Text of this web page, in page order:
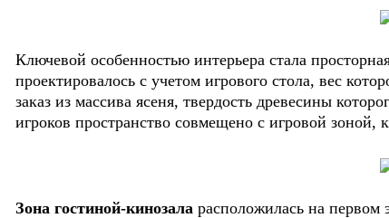
Ключевой особенностью интерьера стала
проектировалось с учетом игрового стола, вес
заказ из массива ясеня, твердость древесины
игроков пространство совмещено с игровой
Зона гостиной-кинозала расположилась на первом